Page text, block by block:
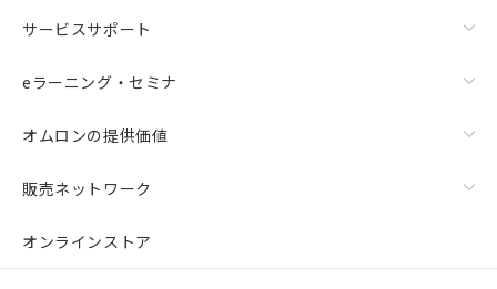
サービスサポート
eラーニング・セミナ
オムロンの提供価値
販売ネットワーク
オンラインストア